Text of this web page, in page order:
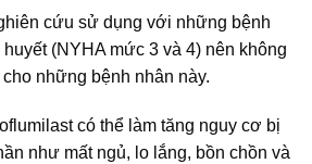
cứu sử dụng với những bệnh
(NYHA mức 3 và 4) nên không
những bệnh nhân này.
có thể làm tăng nguy cơ bị
như mất ngủ, lo lắng, bồn chồn và